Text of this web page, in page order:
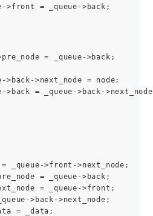
= _queue->back;
= _queue->back;
= node;
_queue->back-
= _queue->front->next_node;
= _queue->back;
= _queue->front;
>back->next_node;
= _data;